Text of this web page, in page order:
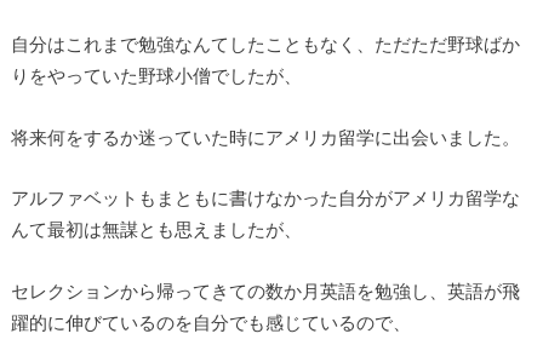
自分はこれまで勉強なんてしたこともなく、ただただ野球ばか
りをやっていた野球小僧でしたが、
将来何をするか迷っていた時にアメリカ留学に出会いました。
アルファベットもまともに書けなかった自分がアメリカ留学な
んて最初は無謀とも思えましたが、
セレクションから帰ってきての数か月英語を勉強し、英語が飛
躍的に伸びているのを自分でも感じているので、